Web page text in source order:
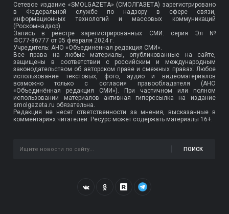
Сетевое издание «SMOLGAZETA» (СМОЛГАЗЕТА) зарегистрировано
в Федеральной службе по надзору в сфере связи,
информационных технологий и массовых коммуникаций
(Роскомнадзор).
Запись в реестре зарегистрированных СМИ: серия Эл №
ФС77-86777 от 05 февраля 2024 г.
Учредитель: АНО «Объединенная редакция СМИ».
Все права на любые материалы, опубликованные на сайте,
защищены в соответствии с российским и международным
законодательством об авторском праве и смежных правах. Любое
использование текстовых, фото, аудио и видеоматериалов
возможно только с согласия правообладателя (АНО
«Объединённая редакция СМИ»). При частичном или полном
использовании материалов активная гиперссылка на издание
smolgazeta.ru обязательна.
Редакция не несет ответственности за мнения, высказанные в
комментариях читателей. Ресурс может содержать материалы 16+.
ПОИСК